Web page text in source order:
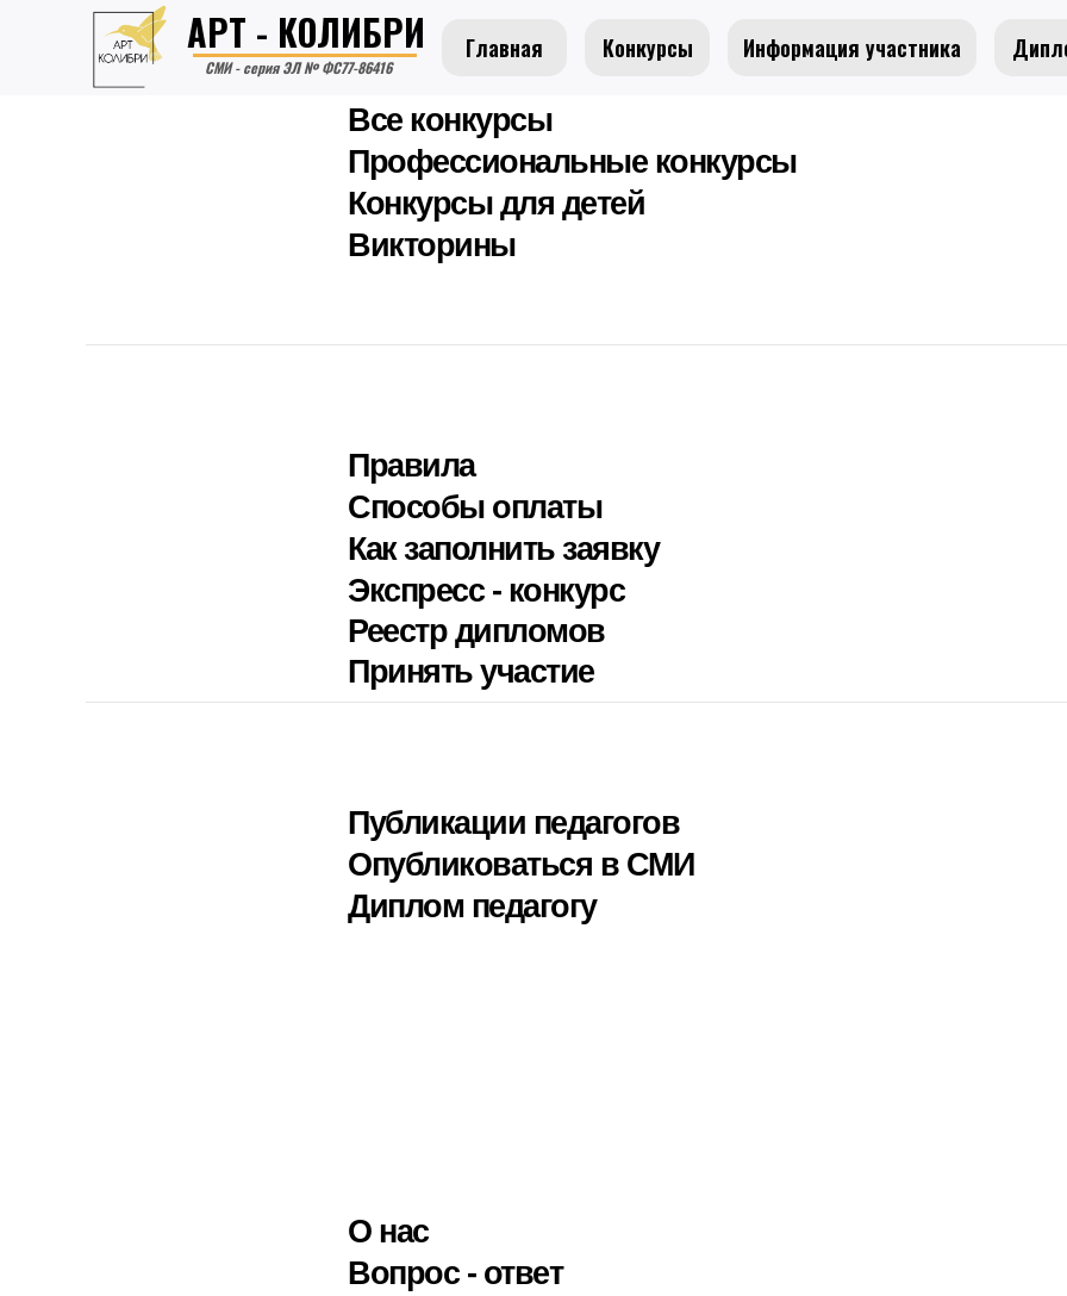
АРТ - КОЛИБРИ
СМИ - серия ЭЛ № ФС77-86416
Главная Конкурсы Информация участника
Все конкурсы
Профессиональные конкурсы
Конкурсы для детей
Викторины
Правила
Способы оплаты
Как заполнить заявку
Экспресс - конкурс
Реестр дипломов
Принять участие
Публикации педагогов
Опубликоваться в СМИ
Диплом педагогу
О нас
Вопрос - ответ